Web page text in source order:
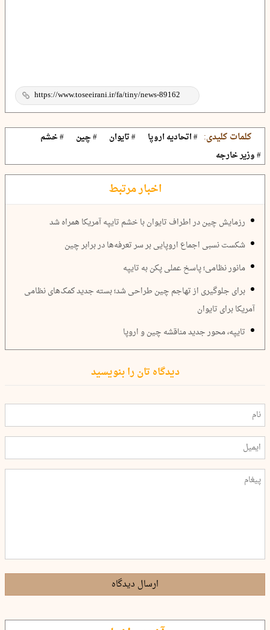
کلمات کلیدی: # اتحادیه اروپا # تایوان # چین
# خشم
# وزیر خارجه
اخبار مرتبط
رزمایش چین در اطراف تایوان با خشم تایپه آمریکا همراه شد
شکست نسبی اجماع اروپایی بر سر تعرفه‌ها در برابر چین
مانور نظامی؛ پاسخ عملی پکن به تایپه
برای جلوگیری از تهاجم چین طراحی شد؛ بسته جدید کمک‌های نظامی
آمریکا برای تایوان
تایپه، محور جدید مناقشه چین و اروپا
دیدگاه تان را بنویسید
ارسال دیدگاه